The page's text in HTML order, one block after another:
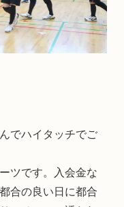
でハイタッチでご
ツです。入会金な
合の良い日に都合